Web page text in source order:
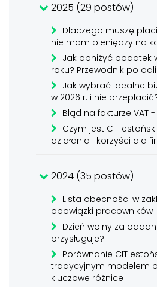
2025 (29 postów)
Dlaczego muszę
nie mam pieniędzy na
Jak obniżyć podatek
roku? Przewodnik po
Jak wybrać idealne
w 2026 r. i nie
Błąd na fakturze VAT
Czym jest CIT
działania i korzyści dla
2024 (35 postów)
Lista obecności w
obowiązki
Dzień wolny za
przysługuje?
Porównanie CIT
tradycyjnym modelem
kluczowe różnice